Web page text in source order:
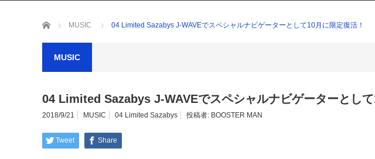
ホーム MUSIC 04 Limited Sazabys J-WAVEでスペシャルナビゲーターとして10月に限定復活！
MUSIC
04 Limited Sazabys J-WAVEでスペシャルナビゲーターとして
2018/9/21 MUSIC 04 Limited Sazabys 投稿者: BOOSTER MAN
Tweet Share